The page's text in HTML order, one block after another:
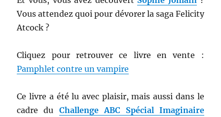
Vous attendez quoi pour dévorer la saga Felicity
Atcock ?
Cliquez pour retrouver ce livre en vente :
Pamphlet contre un vampire
Ce livre a été lu avec plaisir, mais aussi dans le
cadre du Challenge ABC Spécial Imaginaire